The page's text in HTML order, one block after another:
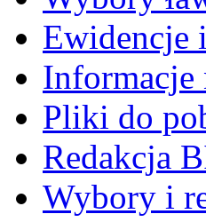
Ewidencje
Informacje
Pliki do
Redakcja
Wybory i